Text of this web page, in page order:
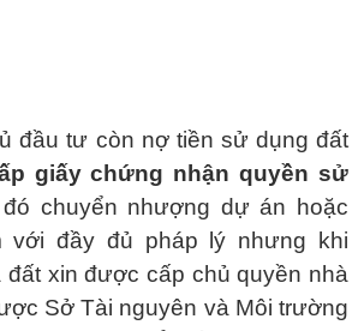
đầu tư còn nợ tiền sử dụng đất
giấy chứng nhận quyền sử
chuyển nhượng dự án hoặc
với đầy đủ pháp lý nhưng khi
đất xin được cấp chủ quyền nhà
Sở Tài nguyên và Môi trường